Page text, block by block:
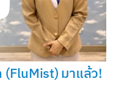
มาแล้ว!